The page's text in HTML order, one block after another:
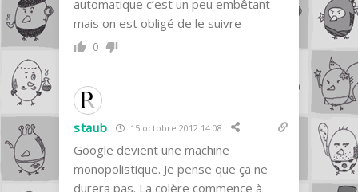
automatique c’est un peu embêtant
mais on est obligé de le suivre
0
staub 15 octobre 2012 14:08
Google devient une machine
monopolistique. Je pense que ça ne
durera pas. La colère commence à